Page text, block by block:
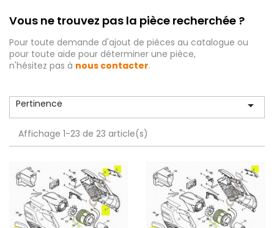
Vous ne trouvez pas la pièce recherchée ?
Pour toute demande d'ajout de pièces au catalogue ou
pour toute aide pour déterminer une pièce,
n'hésitez pas à nous contacter.
Pertinence 
Affichage 1-23 de 23 article(s)